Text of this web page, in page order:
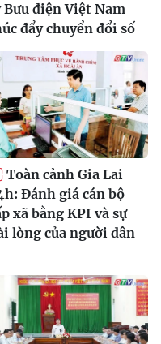
Bưu điện Việt Nam
đẩy chuyển đổi số
Toàn cảnh Gia Lai
Đánh giá cán bộ
xã bằng KPI và sự
lòng của người dân